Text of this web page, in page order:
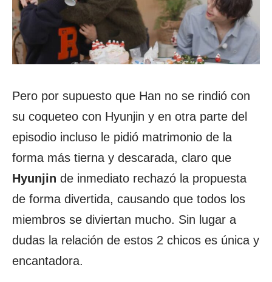
Pero por supuesto que Han no se rindió con
su coqueteo con Hyunjin y en otra parte del
episodio incluso le pidió matrimonio de la
forma más tierna y descarada, claro que
Hyunjin de inmediato rechazó la propuesta
de forma divertida, causando que todos los
miembros se diviertan mucho. Sin lugar a
dudas la relación de estos 2 chicos es única y
encantadora.